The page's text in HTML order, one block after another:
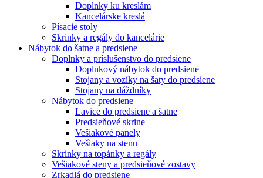
Doplnky ku kreslám
Kancelárske kreslá
Písacie stoly
Skrinky a regály do kancelárie
Nábytok do šatne a predsiene
Doplnky a príslušenstvo do predsiene
Doplnkový nábytok do predsiene
Stojany a vozíky na šaty do predsiene
Stojany na dáždníky
Nábytok do predsiene
Lavice do predsiene a šatne
Predsieňové skrine
Vešiakové panely
Vešiaky na stenu
Skrinky na topánky a regály
Vešiakové steny a predsieňové zostavy
Zrkadlá do predsiene